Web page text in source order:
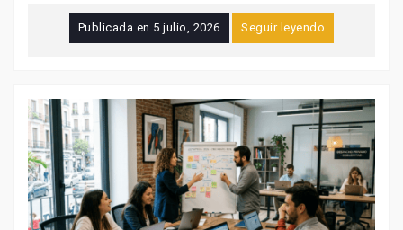
Publicada en 5 julio, 2026 Seguir leyendo